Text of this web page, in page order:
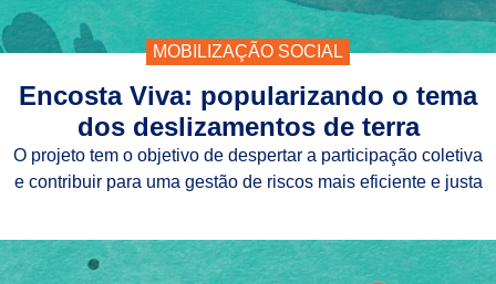
MOBILIZAÇÃO SOCIAL
Encosta Viva: popularizando o tema
dos deslizamentos de terra
O projeto tem o objetivo de despertar a participação coletiva
e contribuir para uma gestão de riscos mais eficiente e justa